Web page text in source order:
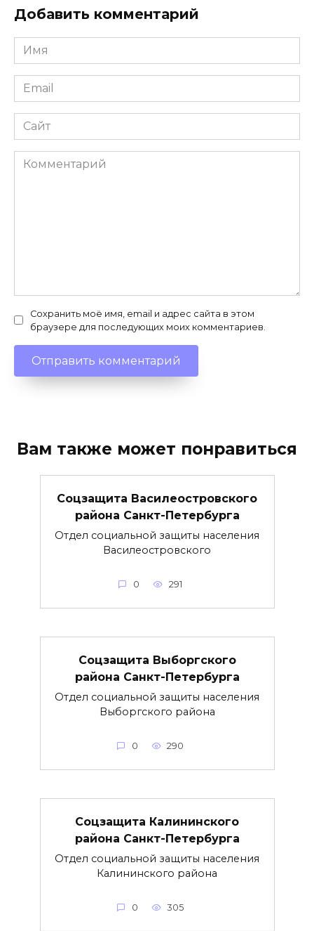
Добавить комментарий
Имя
*
Email
*
Сайт
Комментарий
Сохранить моё имя, email и адрес сайта в этом
браузере для последующих моих комментариев.
Вам также может понравиться
Соцзащита Василеостровского
района Санкт-Петербурга
Отдел социальной защиты населения
Василеостровского
0 291
Соцзащита Выборгского
района Санкт-Петербурга
Отдел социальной защиты населения
Выборгского района
0 290
Соцзащита Калининского
района Санкт-Петербурга
Отдел социальной защиты населения
Калининского района
0 305